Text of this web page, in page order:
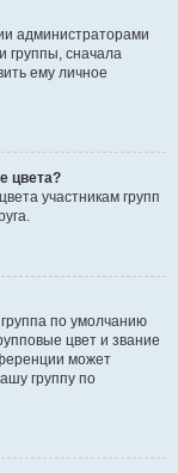
администраторами
группы, сначала
ему личное
цвета?
участникам групп
по умолчанию
цвет и звание
может
группу по